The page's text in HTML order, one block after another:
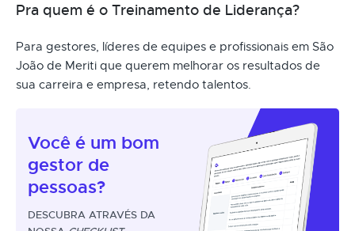
Pra quem é o Treinamento de Liderança?
Para gestores, líderes de equipes e profissionais em São
João de Meriti que querem melhorar os resultados de
sua carreira e empresa, retendo talentos.
Você é um bom
gestor de
pessoas?
DESCUBRA ATRAVÉS DA